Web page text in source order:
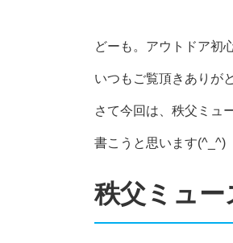
どーも。アウトドア初
いつもご覧頂きありが
さて今回は、秩父ミュ
書こうと思います(^_^)
秩父ミュ